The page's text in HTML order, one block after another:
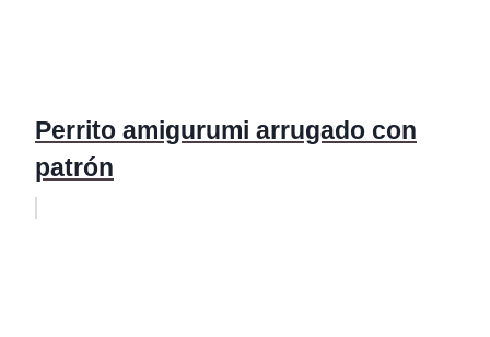
Perrito amigurumi arrugado con
patrón